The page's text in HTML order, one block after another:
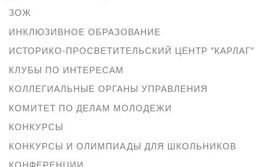
ЗОЖ
ИНКЛЮЗИВНОЕ ОБРАЗОВАНИЕ
ИСТОРИКО-ПРОСВЕТИТЕЛЬСКИЙ ЦЕНТР "КАРЛАГ"
КЛУБЫ ПО ИНТЕРЕСАМ
КОЛЛЕГИАЛЬНЫЕ ОРГАНЫ УПРАВЛЕНИЯ
КОМИТЕТ ПО ДЕЛАМ МОЛОДЕЖИ
КОНКУРСЫ
КОНКУРСЫ И ОЛИМПИАДЫ ДЛЯ ШКОЛЬНИКОВ